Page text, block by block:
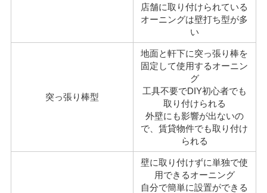
店舗に取り付けられている
オーニングは壁打ち型が多
い
突っ張り棒型
地面と軒下に突っ張り棒を
固定して使用するオーニン
グ
工具不要でDIY初心者でも
取り付けられる
外壁にも影響が出ないの
で、賃貸物件でも取り付け
られる
壁に取り付けずに単独で使
用できるオーニング
自分で簡単に設置ができる